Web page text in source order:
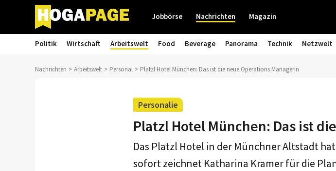
Jobbörse Nachrichten Magazin
Politik Wirtschaft Arbeitswelt Food Beverage Panorama Technik Netzwelt
Nachrichten Arbeitswelt Personal Platzl Hotel München: Das ist die neue Operations Managerin
Personalie
Platzl Hotel München: Das ist
Das Platzl Hotel in der Münchner Altstadt
sofort zeichnet Katharina Kramer für die